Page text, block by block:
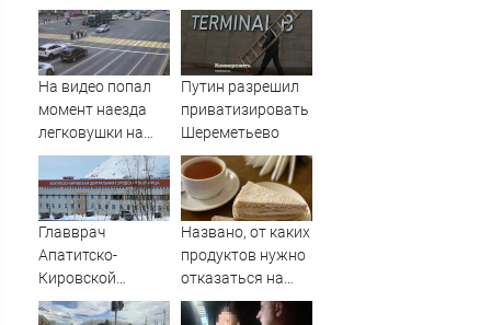
Сочи на фоне
массированных
атак
беспилотников
географическом
Северном полюсе
На видео попал
момент наезда
легковушки на
пешеходов, где
пострадали
минимум восемь
человек
06/08/2026 –
Новости
Путин разрешил
приватизировать
Шереметьево
Главврач
Апатитско-
Кировской
больницы
Названо, от каких
продуктов нужно
отказаться на
ужин